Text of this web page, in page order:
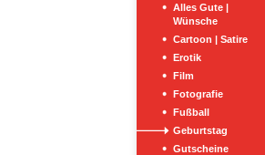
Alles Gute |
Wünsche
Cartoon | Satire
Erotik
Film
Fotografie
Fußball
Geburtstag
Gutscheine